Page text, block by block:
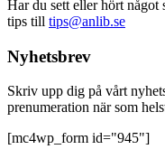
Har du sett eller hört
tips till tips@anlib.se
Nyhetsbrev
Skriv upp dig på vårt
prenumeration när som
[mc4wp_form id="945"]